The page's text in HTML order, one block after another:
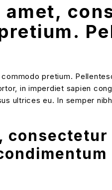
pretium.
in imperdiet sapien
eu. In semper